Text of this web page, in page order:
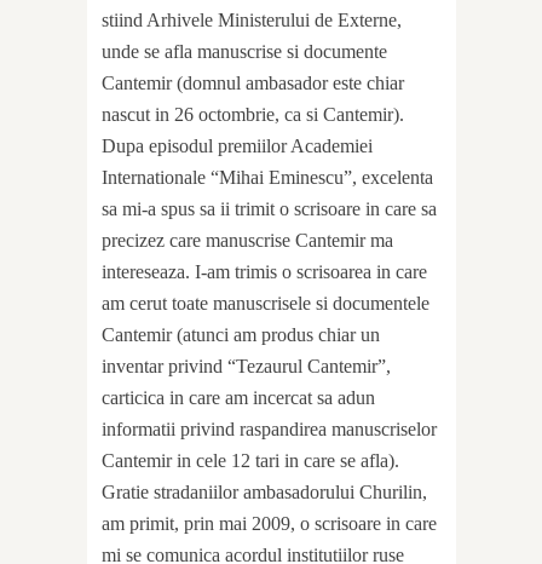
stiind Arhivele Ministerului de Externe,
unde se afla manuscrise si documente
Cantemir (domnul ambasador este chiar
nascut in 26 octombrie, ca si Cantemir).
Dupa episodul premiilor Academiei
Internationale “Mihai Eminescu”, excelenta
sa mi-a spus sa ii trimit o scrisoare in care sa
precizez care manuscrise Cantemir ma
intereseaza. I-am trimis o scrisoarea in care
am cerut toate manuscrisele si documentele
Cantemir (atunci am produs chiar un
inventar privind “Tezaurul Cantemir”,
carticica in care am incercat sa adun
informatii privind raspandirea manuscriselor
Cantemir in cele 12 tari in care se afla).
Gratie stradaniilor ambasadorului Churilin,
am primit, prin mai 2009, o scrisoare in care
mi se comunica acordul institutiilor ruse